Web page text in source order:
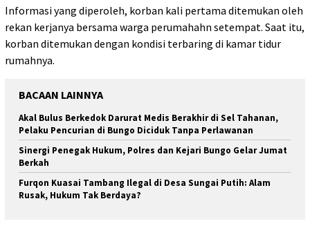
Informasi yang diperoleh, korban kali pertama ditemukan oleh
rekan kerjanya bersama warga perumahahn setempat. Saat itu,
korban ditemukan dengan kondisi terbaring di kamar tidur
rumahnya.
BACAAN LAINNYA
Akal Bulus Berkedok Darurat Medis Berakhir di Sel Tahanan,
Pelaku Pencurian di Bungo Diciduk Tanpa Perlawanan
Sinergi Penegak Hukum, Polres dan Kejari Bungo Gelar Jumat
Berkah
Furqon Kuasai Tambang Ilegal di Desa Sungai Putih: Alam
Rusak, Hukum Tak Berdaya?